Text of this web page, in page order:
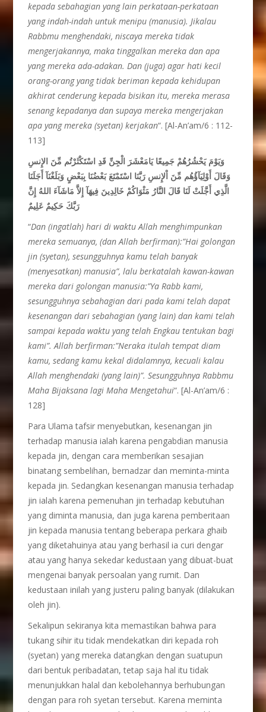
kepada sebahagian yang lain perkataan-perkataan
yang indah-indah untuk menipu (manusia). Jikalau
Rabbmu menghendaki, niscaya mereka tidak
mengerjakannya, maka tinggalkan mereka dan apa
yang mereka ada-adakan. Dan (juga) agar hati kecil
orang-orang yang tidak beriman kepada kehidupan
akhirat cenderung kepada bisikan itu, mereka merasa
senang kepadanya dan supaya mereka mengerjakan
apa yang mereka (syetan) kerjakan“. [Al-An’am/6 : 112-
113]
وَيَوْمَ يَحْشُرُهُمْ جَمِيعًا يَامَعْشَرَ الْجِنِّ قَدِ اسْتَكْثَرْتُم مِّنَ الإِنسِ
وَقَالَ أَوْلِيَآؤُهُم مِّنَ اْلإِنسِ رَبَّنَا اسْتَمْتَعَ بَعْضُنَا بِبَعْضٍ وَبَلَغْنَآ أَجَلَنَا
الَّذِي أَجَّلَتْ لَنَا قَالَ النَّارُ مَثْوَاكُمْ خَالِدِينَ فِيهَآ إِلاَّ مَاشَآءَ اللهُ إِنَّ
رَبَّكَ حَكِيمٌ عَلِيمٌ
“Dan (ingatlah) hari di waktu Allah menghimpunkan
mereka semuanya, (dan Allah berfirman):”Hai golongan
jin (syetan), sesungguhnya kamu telah banyak
(menyesatkan) manusia”, lalu berkatalah kawan-kawan
mereka dari golongan manusia:”Ya Rabb kami,
sesungguhnya sebahagian dari pada kami telah dapat
kesenangan dari sebahagian (yang lain) dan kami telah
sampai kepada waktu yang telah Engkau tentukan bagi
kami”. Allah berfirman:”Neraka itulah tempat diam
kamu, sedang kamu kekal didalamnya, kecuali kalau
Allah menghendaki (yang lain)”. Sesungguhnya Rabbmu
Maha Bijaksana lagi Maha Mengetahui“. [Al-An’am/6 :
128]
Para Ulama tafsir menyebutkan, kesenangan jin
terhadap manusia ialah karena pengabdian manusia
kepada jin, dengan cara memberikan sesajian
binatang sembelihan, bernadzar dan meminta-minta
kepada jin. Sedangkan kesenangan manusia terhadap
jin ialah karena pemenuhan jin terhadap kebutuhan
yang diminta manusia, dan juga karena pemberitaan
jin kepada manusia tentang beberapa perkara ghaib
yang diketahuinya atau yang berhasil ia curi dengar
atau yang hanya sekedar kedustaan yang dibuat-buat
mengenai banyak persoalan yang rumit. Dan
kedustaan inilah yang justeru paling banyak (dilakukan
oleh jin).
Sekalipun sekiranya kita memastikan bahwa para
tukang sihir itu tidak mendekatkan diri kepada roh
(syetan) yang mereka datangkan dengan suatupun
dari bentuk peribadatan, tetap saja hal itu tidak
menunjukkan halal dan kebolehannya berhubungan
dengan para roh syetan tersebut. Karena meminta